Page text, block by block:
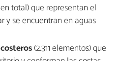
en total) que representan el
y se encuentran en aguas
(2.311 elementos) que